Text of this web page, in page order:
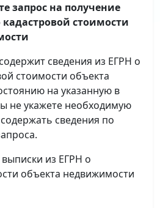
запрос на получение
кадастровой стоимости
сведения из ЕГРН о
стоимости объекта
на указанную в
не укажете необходимую
сведения по
из ЕГРН о
объекта недвижимости